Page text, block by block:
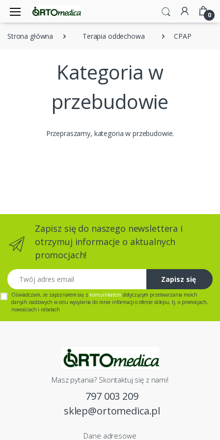
0
Strona główna Terapia oddechowa CPAP
Kategoria w
przebudowie
Przepraszamy, kategoria w przebudowie.
Zapisz się do naszego newslettera i
otrzymuj informacje o aktualnych
promocjach!
Twój adres email
Zapisz się
Oświadczam, że zapoznałem się z komunikatem dotyczącym przetwarzania moich
danych osobowych w celu wysyłania do mnie informacji o ofercie sklepu, tj. o promocjach,
nowościach i rabatach
Masz pytania? Skontaktuj się z nami!
797 003 209
sklep@ortomedica.pl
Dane adresowe